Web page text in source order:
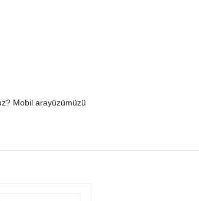
Mobil arayüzümüzü